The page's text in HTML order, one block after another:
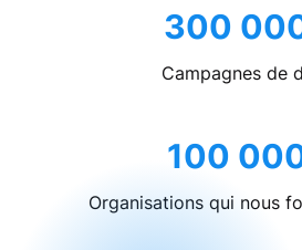
300
Campagnes de
100
Organisations qui nous